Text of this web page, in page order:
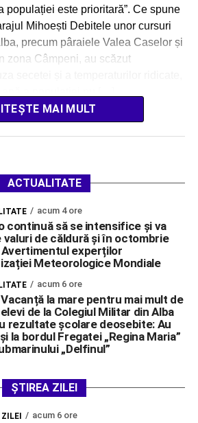
populației este prioritară”. Ce spune
Mihoești Debitele unor cursuri
precum pâraiele Valea Caselor și
zona Câmpeni, au scăzut
MAI MULT
ACTUALITATE
acum 4 ore
continuă să se intensifice și va
valuri de căldură și în octombrie
Avertimentul experților
Meteorologice Mondiale
acum 6 ore
la mare pentru mai mult de
de la Colegiul Militar din Alba
rezultate școlare deosebite: Au
la bordul Fregatei „Regina Maria”
„Delfinul”
ȘTIREA ZILEI
acum 6 ore